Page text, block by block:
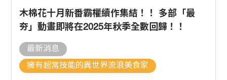
木棉花十月新番霸權續作集結！！ 多部「最
夯」動畫即將在2025年秋季全數回歸！！
最新消息
擁有超常技能的異世界流浪美食家